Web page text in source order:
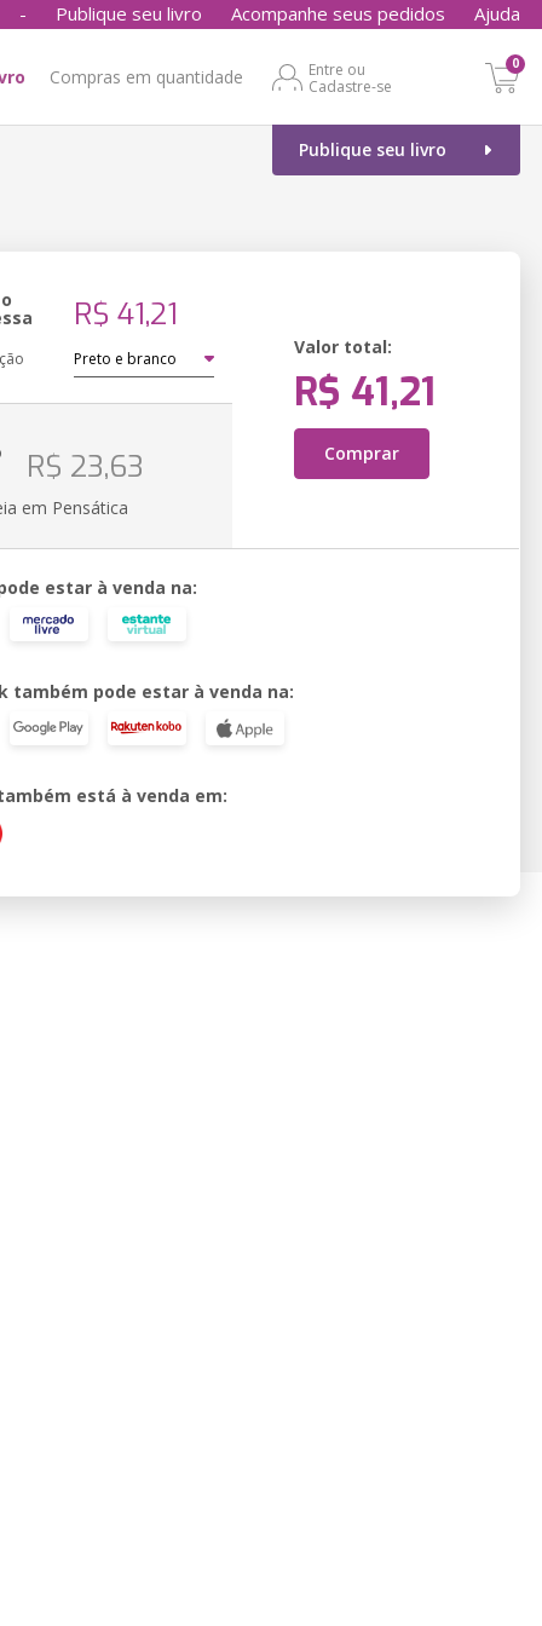
- Publique seu livro Acompanhe seus pedidos Ajuda
Compras em quantidade
Entre ou
Cadastre-se
0
Publique seu livro
R$ 41,21
Valor total:
R$ 41,21
Comprar
R$ 23,63
em Pensática
estar à venda na:
também pode estar à venda na:
está à venda em: